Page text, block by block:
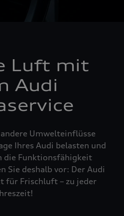
Luft mit
Audi
Umwelteinflüsse
Ihres Audi belasten und
die Funktionsfähigkeit
Sie deshalb vor: Der Audi
für Frischluft – zu jeder